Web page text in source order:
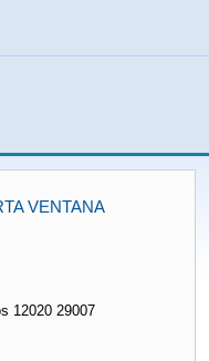
VENTANA
12020 29007